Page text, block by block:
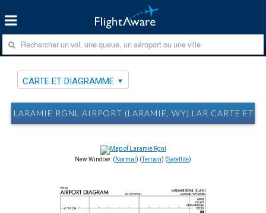
CARTE ET DIAGRAMME
LARAMIE RGNL AIRPORT (LARAMIE, WY) LAR CARTE ET
New Window: ( Normal ) (Terrain) (Satellite)